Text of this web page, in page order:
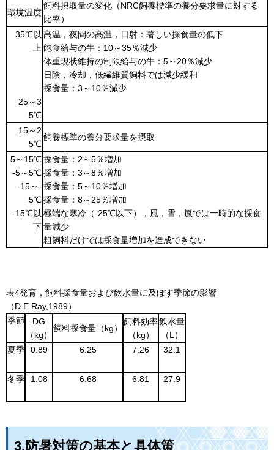
環境温度
飼料摂取量の変化（NRC飼養標準の養分要求量に対する
比率）
35℃以
上
25～3
5℃
高温，夜間の高温，日射：著しい採食量の低下
飽食給与の牛：10～35％減少
体重現状維持の制限給与の牛：5～20％減少
日陰，冷却，低繊維質飼料では減少緩和
採食量：3～10％減少
15～2
5℃
飼養標準の養分要求量を摂取
5～15℃
-5～5℃
-15～-
5℃
-15℃以
下
採食量：2～5％増加
採食量：3～8％増加
採食量：5～10％増加
採食量：8～25％増加
極端な寒冷（-25℃以下），風，雪，嵐では一時的な採食
量減少
粗飼料だけでは採食量増加を達成できない
表4発育，飼料採食量および飲水量に及ぼす季節の影響
（D.E.Ray,1989）
季節
DG
（kg）
飼料採食量（kg）
飼料効率
（kg）
飲水量
（L）
夏季
0.89 6.25 7.26 32.1
冬季 1.08 6.68 6.81 27.9
3.防暑対策の基本と具体策